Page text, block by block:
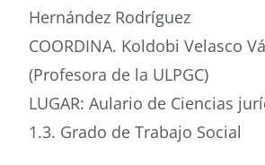
Hernández Rodríguez
COORDINA. Koldobi Velasco
(Profesora de la ULPGC)
LUGAR: Aulario de Ciencias
1.3. Grado de Trabajo Social